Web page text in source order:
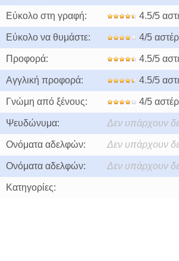
Εύκολο στη γραφή: 4.5/5
Εύκολο να θυμάστε: 4/5
Προφορά: 4.5/5
Αγγλική προφορά: 4.5/5
Γνώμη από ξένους: 4/5
Ψευδώνυμα: Δεν υπάρχουν
Ονόματα αδελφών: Δεν υπάρχουν
Ονόματα αδελφών: Δεν υπάρχουν
Κατηγορίες: